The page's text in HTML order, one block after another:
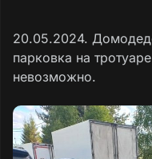
20.05.2024.
парковка на
невозможно.